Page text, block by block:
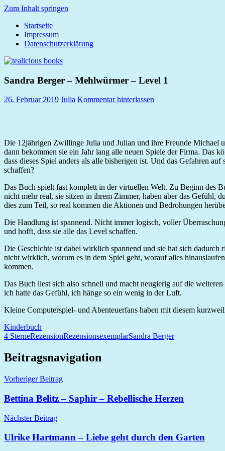
Zum Inhalt springen
tealicious
books
Startseite
Impressum
Datenschutzerklärung
Sandra Berger – Mehlwürmer – Level 1
26. Februar 2019 Julia Kommentar hinterlassen
Die 12jährigen Zwillinge Julia und Julian und ihre Freunde Michael
dann bekommen sie ein Jahr lang alle neuen Spiele der Firma. Das
dass dieses Spiel anders als alle bisherigen ist. Und das Gefahren
schaffen?
Das Buch spielt fast komplett in der virtuellen Welt. Zu Beginn des
nicht mehr real, sie sitzen in ihrem Zimmer, haben aber das Gefühl,
dies zum Teil, so real kommen die Aktionen und Bedrohungen
Die Handlung ist spannend. Nicht immer logisch, voller
und hofft, dass sie alle das Level schaffen.
Die Geschichte ist dabei wirklich spannend und sie hat sich
nicht wirklich, worum es in dem Spiel geht, worauf alles
kommen.
Das Buch liest sich also schnell und macht neugierig auf die
ich hatte das Gefühl, ich hänge so ein wenig in der Luft.
Kleine Computerspiel- und Abenteuerfans haben mit diesem
Kinderbuch
4 SterneRezensionRezensionsexemplarSandra Berger
Beitragsnavigation
Vorheriger Beitrag
Bettina Belitz – Saphir – Rebellische Herzen
Nächster Beitrag
Ulrike Hartmann – Liebe geht durch den Garten